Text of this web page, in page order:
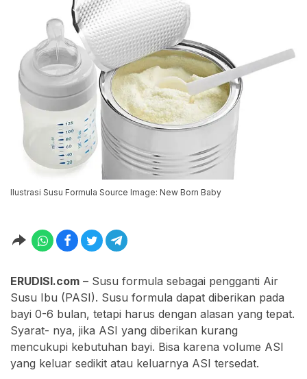
Ilustrasi Susu Formula Source Image: New Born Baby
ERUDISI.com – Susu formula sebagai pengganti Air
Susu Ibu (PASI). Susu formula dapat diberikan pada
bayi 0-6 bulan, tetapi harus dengan alasan yang tepat.
Syarat- nya, jika ASI yang diberikan kurang
mencukupi kebutuhan bayi. Bisa karena volume ASI
yang keluar sedikit atau keluarnya ASI tersedat.